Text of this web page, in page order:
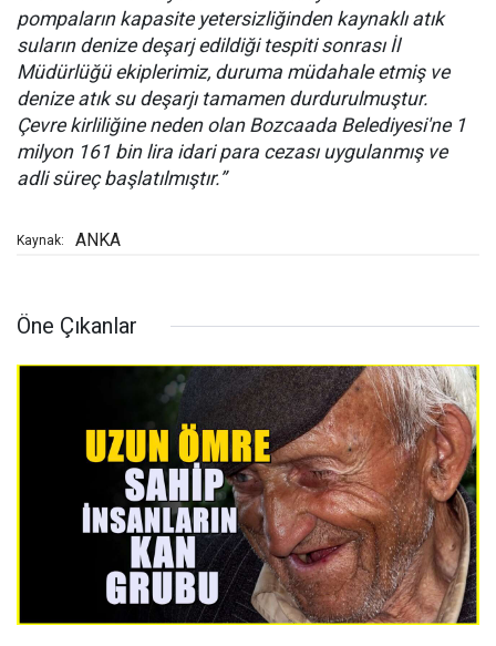
pompaların kapasite yetersizliğinden kaynaklı atık
suların denize deşarj edildiği tespiti sonrası İl
Müdürlüğü ekiplerimiz, duruma müdahale etmiş ve
denize atık su deşarjı tamamen durdurulmuştur.
Çevre kirliliğine neden olan Bozcaada Belediyesi'ne 1
milyon 161 bin lira idari para cezası uygulanmış ve
adli süreç başlatılmıştır.”
Kaynak: ANKA
Öne Çıkanlar